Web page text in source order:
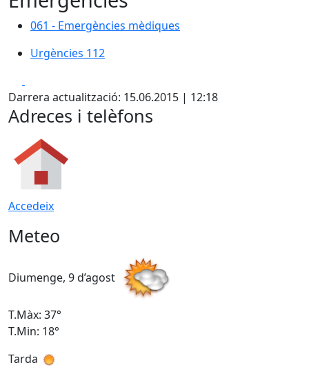
061 - Emergències mèdiques
061 - Emergències mèdiques
Urgències 112
Urgències 112
Darrera actualització: 15.06.2015 | 12:18
Adreces i telèfons
Accedeix
Meteo
Diumenge, 9 d’agost
T.Màx: 37°
T.Min: 18°
Tarda